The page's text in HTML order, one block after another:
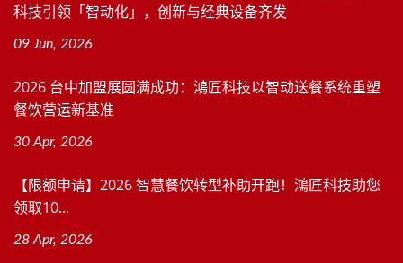
科技引领「智动化」，创新与经典设备齐发
09 Jun, 2026
2026 台中加盟展圆满成功：鴻匠科技以智动送餐系统重塑
餐饮营运新基准
30 Apr, 2026
【限额申请】2026 智慧餐饮转型补助开跑！鴻匠科技助您
领取10...
28 Apr, 2026